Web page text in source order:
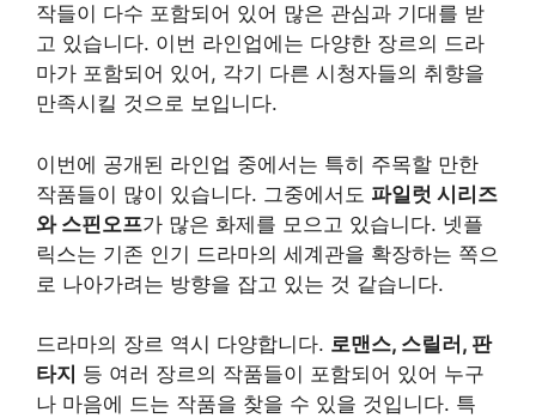
작들이 다수 포함되어 있어 많은 관심과 기대를 받
고 있습니다. 이번 라인업에는 다양한 장르의 드라
마가 포함되어 있어, 각기 다른 시청자들의 취향을
만족시킬 것으로 보입니다.
이번에 공개된 라인업 중에서는 특히 주목할 만한
작품들이 많이 있습니다. 그중에서도 파일럿 시리즈
와 스핀오프가 많은 화제를 모으고 있습니다. 넷플
릭스는 기존 인기 드라마의 세계관을 확장하는 쪽으
로 나아가려는 방향을 잡고 있는 것 같습니다.
드라마의 장르 역시 다양합니다. 로맨스, 스릴러, 판
타지 등 여러 장르의 작품들이 포함되어 있어 누구
나 마음에 드는 작품을 찾을 수 있을 것입니다. 특